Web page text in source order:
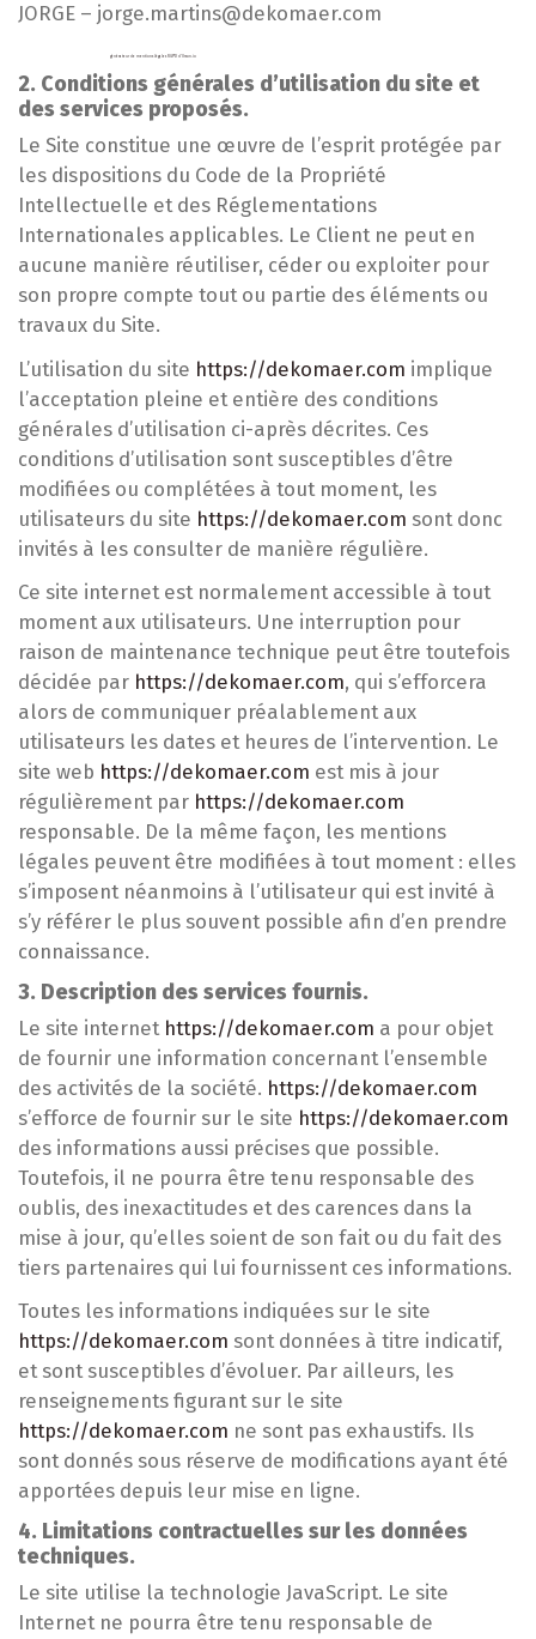
JORGE – jorge.martins@dekomaer.com
générateur de mentions légales RGPD d'Orson.io
2. Conditions générales d’utilisation du site et
des services proposés.
Le Site constitue une œuvre de l’esprit protégée par
les dispositions du Code de la Propriété
Intellectuelle et des Réglementations
Internationales applicables. Le Client ne peut en
aucune manière réutiliser, céder ou exploiter pour
son propre compte tout ou partie des éléments ou
travaux du Site.
L’utilisation du site https://dekomaer.com implique
l’acceptation pleine et entière des conditions
générales d’utilisation ci-après décrites. Ces
conditions d’utilisation sont susceptibles d’être
modifiées ou complétées à tout moment, les
utilisateurs du site https://dekomaer.com sont donc
invités à les consulter de manière régulière.
Ce site internet est normalement accessible à tout
moment aux utilisateurs. Une interruption pour
raison de maintenance technique peut être toutefois
décidée par https://dekomaer.com, qui s’efforcera
alors de communiquer préalablement aux
utilisateurs les dates et heures de l’intervention. Le
site web https://dekomaer.com est mis à jour
régulièrement par https://dekomaer.com
responsable. De la même façon, les mentions
légales peuvent être modifiées à tout moment : elles
s’imposent néanmoins à l’utilisateur qui est invité à
s’y référer le plus souvent possible afin d’en prendre
connaissance.
3. Description des services fournis.
Le site internet https://dekomaer.com a pour objet
de fournir une information concernant l’ensemble
des activités de la société. https://dekomaer.com
s’efforce de fournir sur le site https://dekomaer.com
des informations aussi précises que possible.
Toutefois, il ne pourra être tenu responsable des
oublis, des inexactitudes et des carences dans la
mise à jour, qu’elles soient de son fait ou du fait des
tiers partenaires qui lui fournissent ces informations.
Toutes les informations indiquées sur le site
https://dekomaer.com sont données à titre indicatif,
et sont susceptibles d’évoluer. Par ailleurs, les
renseignements figurant sur le site
https://dekomaer.com ne sont pas exhaustifs. Ils
sont donnés sous réserve de modifications ayant été
apportées depuis leur mise en ligne.
4. Limitations contractuelles sur les données
techniques.
Le site utilise la technologie JavaScript. Le site
Internet ne pourra être tenu responsable de